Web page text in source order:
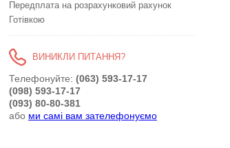
Передплата на розрахунковий рахунок
Готівкою
ВИНИКЛИ ПИТАННЯ?
Телефонуйте: (063) 593-17-17
(098) 593-17-17
(093) 80-80-381
або ми самі вам зателефонуємо